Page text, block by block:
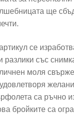
ще
се
разлики със
моля
са ръчно
бройките са